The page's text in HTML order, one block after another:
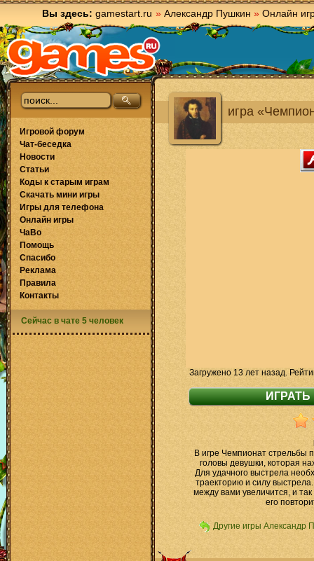
Вы здесь: gamestart.ru » Александр Пушкин » Онлайн
игра
Загружено 13 лет назад.
В игре Чемпионат стрельбы
головы девушки, которая
Для удачного выстрела
траекторию и силу
между вами увеличится, и
его
Другие игры Александр
Игровой форум
Чат-беседка
Новости
Статьи
Коды к старым играм
Скачать мини игры
Игры для телефона
Онлайн игры
ЧаВо
Помощь
Спасибо
Реклама
Правила
Контакты
Сейчас в чате 5 человек